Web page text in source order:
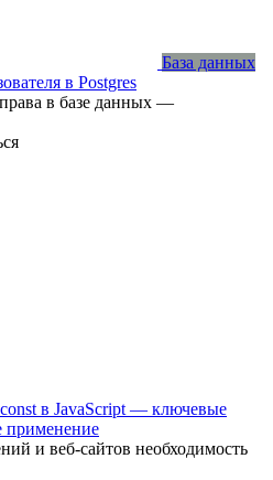
База данных
в Postgres
в базе данных —
в JavaScript — ключевые
применение
и веб-сайтов необходимость